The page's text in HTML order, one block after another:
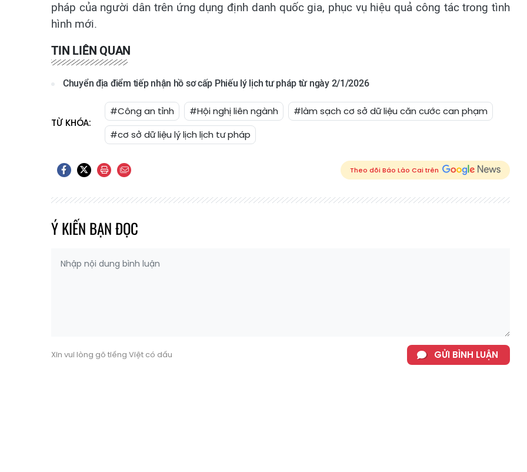
pháp của người dân trên ứng dụng định danh quốc gia, phục vụ hiệu quả công tác trong tình
hình mới.
TIN LIÊN QUAN
Chuyển địa điểm tiếp nhận hồ sơ cấp Phiếu lý lịch tư pháp từ ngày 2/1/2026
TỪ KHÓA:
#Công an tỉnh #Hội nghị liên ngành
#làm sạch cơ sở dữ liệu căn cước can phạm
#cơ sở dữ liệu lý lịch lịch tư pháp
Theo dõi Báo Lào Cai trên
Ý KIẾN BẠN ĐỌC
Xin vui lòng gõ tiếng Việt có dấu GỬI BÌNH LUẬN